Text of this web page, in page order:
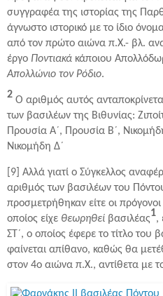
συγγραφέα της ιστορίας της
άγνωστο ιστορικό με το ίδιο
από τον πρώτο αιώνα π.Χ.- βλ.
έργο Ποντιακά κάποιου
Απολλώνιο τον Ρόδιο.
2 Ο αριθμός αυτός
των βασιλέων της Βιθυνίας:
Προυσία Α´, Προυσία Β´,
Νικομήδη Δ´
[9] Αλλά γιατί ο Σύγκελλος
αριθμός των βασιλέων του
προσμετρήθηκαν είτε οι
οποίος είχε θεωρηθεί βασιλέας1,
ΣΤ´, ο οποίος έφερε το τίτλο του
φαίνεται απίθανο, καθώς θα
στον 4ο αιώνα π.Χ., αντίθετα με